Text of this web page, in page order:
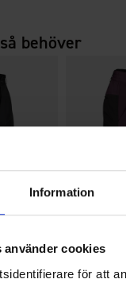
Information
använder cookies
för att
behöver
199 kr